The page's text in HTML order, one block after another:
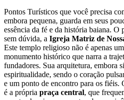
Pontos Turísticos que você precisa
embora pequena, guarda em seus
essência da fé e da história baiana. O
sem dúvida, a Igreja Matriz de
Este templo religioso não é apenas
monumento histórico que narra a
fundadores. Sua arquitetura, embora
espiritualidade, sendo o coração
e um ponto de encontro para os fiéis.
é a própria praça central, que